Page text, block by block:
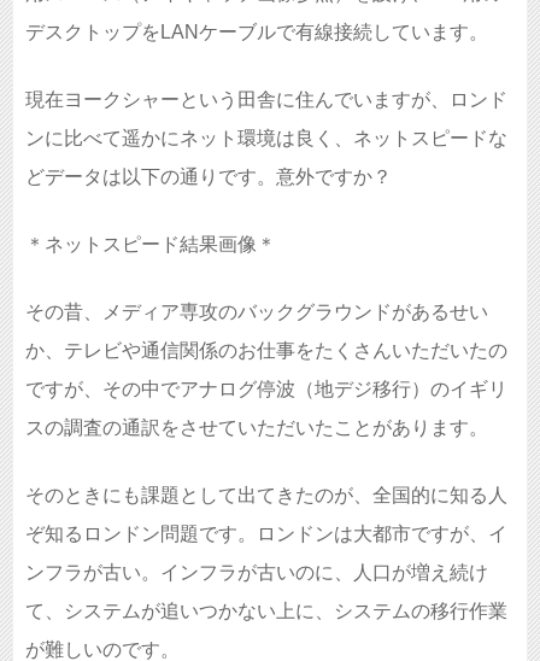
デスクトップをLANケーブルで有線接続しています。
現在ヨークシャーという田舎に住んでいますが、ロンド
ンに比べて遥かにネット環境は良く、ネットスピードな
どデータは以下の通りです。意外ですか？
＊ネットスピード結果画像＊
その昔、メディア専攻のバックグラウンドがあるせい
か、テレビや通信関係のお仕事をたくさんいただいたの
ですが、その中でアナログ停波（地デジ移行）のイギリ
スの調査の通訳をさせていただいたことがあります。
そのときにも課題として出てきたのが、全国的に知る人
ぞ知るロンドン問題です。ロンドンは大都市ですが、イ
ンフラが古い。インフラが古いのに、人口が増え続け
て、システムが追いつかない上に、システムの移行作業
が難しいのです。